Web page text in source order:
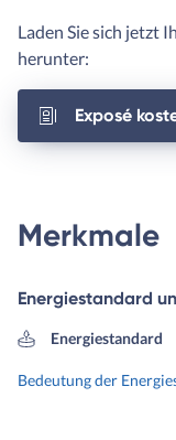
Laden Sie sich jetzt
herunter:
Exposé
Merkmale
Energiestandard
Energiestandard
Bedeutung der